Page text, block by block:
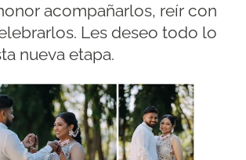
acompañarlos, reír con
Les deseo todo lo
nueva etapa.